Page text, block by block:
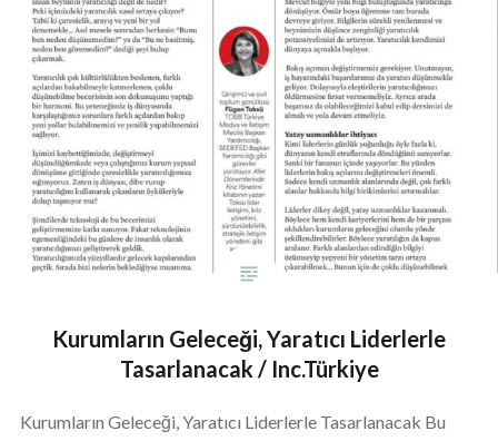
Kurumların Geleceği, Yaratıcı Liderlerle
Tasarlanacak / Inc.Türkiye
Kurumların Geleceği, Yaratıcı Liderlerle Tasarlanacak Bu